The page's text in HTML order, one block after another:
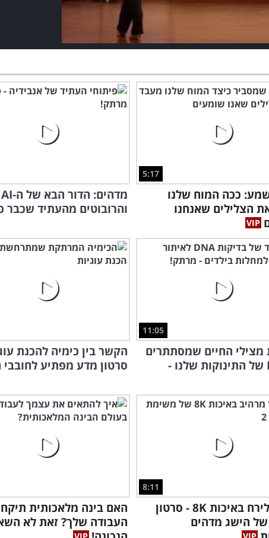
00:00 /01:01
5:17
ככה המוח שלנו
הצלילים שאנחנו
מדהים: הדור הבא של ה-AI
והרובוטים מהעתיד שכבר
11:05
מצילי החיים שמסתתרים
ב-DNA של התינוקות שלנו -
הקשר בין כימיה להכנת
סרטון מדע מפתיע לחובבי
8:11
המסע לירח באיכות 8K - סרטון
הישג מדהים
האם בינה מלאכותית
העבודה שלך? זאת לא